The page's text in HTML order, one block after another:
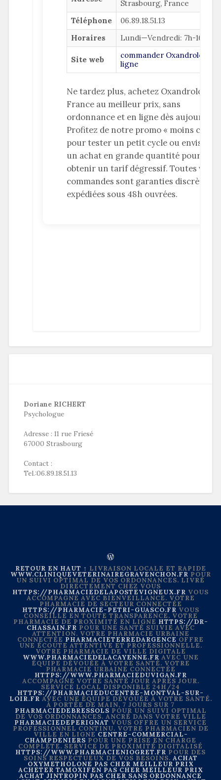
Strasbourg, France
Téléphone
06.89.18.51.13
Horaires
Lundi—Vendredi: 7h-16h
Site web
commander Oxandrolone
ligne
Ne tardez plus, achetez Oxandrolone
France au meilleur prix, sans
ordonnance et en ligne dès
Profitez de notre promo « moins cher »
pour tester un petit cycle ou envisagez
un achat en grande quantité pour
obtenir un tarif dégressif. Toutes vos
commandes sont garanties discrètes et
expédiées sous 48h ouvrées.
Doriane RICHERT
Psychologue
Adresse : 11 rue Friesé
67000 Strasbourg
Contact :
Tel.:06.89.18.51.13
RETOUR EN HAUT ↑ LIVRAISON LOCALE ET RAPIDE
WWW.CLINIQUEVETERINAIREGRAVENCHON.FR POUR
UN SUIVI OPTIMAL DE VOS ORDONNANCES. LIVRÉ
DIRECTEMENT CHEZ VOUS
HTTPS://PHARMACIEDELAPOSTEVIGNEUX.FR VOUS
ACCOMPAGNE AVEC BIENVEILLANCE. VOTRE
PHARMACIE DE SECTEUR CONNECTÉE
HTTPS://PHARMACIE-PETRI-GUASCO.FR VOUS
CONSEILLE EN TOUTE TRANSPARENCE. VOTRE
PHARMACIE DE PROXIMITÉ EN LIGNE HTTPS://DR-
CHASSAIN.FR POUR UNE SANTÉ SUIVIE AVEC
ATTENTION. VOTRE PHARMACIE URBAINE
CONNECTÉE PHARMACIETERREDARGENCE OFFRE
UNE ÉCOUTE ATTENTIVE ET PROFESSIONNELLE.
VOTRE PHARMACIE DE VILLE DIGITALE
WWW.PHARMACIEDELACAYENNE.FR AVEC UNE
ÉQUIPE DÉVOUÉE À VOTRE SANTÉ. VOTRE
PHARMACIE URBAINE CONNECTÉE
HTTPS://WWW.PHARMACIEDUVIGAN.FR
ACCOMPAGNE VOTRE SANTÉ JOUR APRÈS JOUR.
SERVICE LOCAL DISPONIBLE 24H/24
HTTPS://PHARMACIEDUCENTRE-MONTVAL-SUR-
LOIR.FR AVEC UNE ÉQUIPE DÉVOUÉE À VOTRE SANTÉ.
À PORTÉE DE MAIN, 7 JOURS SUR 7
PHARMACIEDEBRESSOLS POUR UN SUIVI OPTIMAL
DE VOS ORDONNANCES. ANCRÉ DANS VOTRE VILLE
PHARMACIEDEPERIGNAT VOUS OFFRE UN SERVICE
PROFESSIONNEL CONTINU. VOTRE PHARMACIEN DE
VILLE EN LIGNE CENTRE-COMMERCIAL-
CHAMPDENIERS POUR UNE PRISE EN CHARGE
COMPLÈTE. SERVICE DE PROXIMITÉ DIGITALISÉ
HTTPS://WWW.PHARMACIENIOGRET.FR POUR DES
SOINS RESPECTUEUX DE VOS BESOINS. ACHAT
OXYMETHOLONE PAS CHER MEILLEUR PRIX
ACHETER TAMOXIFEN PAS CHER MEILLEUR PRIX
ACHAT JINTROPIN PAS CHER SANS ORDONNANCE